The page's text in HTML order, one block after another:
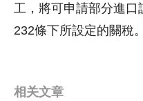
工，將可申請部分進
232條下所設定的關稅。
相关文章